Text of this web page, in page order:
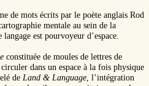
de mots écrits par le poète anglais Rod
mentale au sein de la
est pourvoyeur d’espace.
constituée de moules de lettres de
dans un espace à la fois physique
de Land & Language, l’intégration